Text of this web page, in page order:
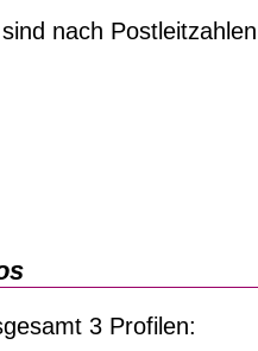
nach
3 Profilen: